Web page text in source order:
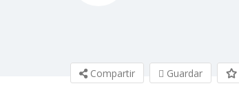
Compartir Guardar